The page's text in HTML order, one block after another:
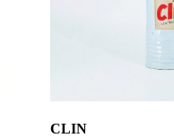
CLIN